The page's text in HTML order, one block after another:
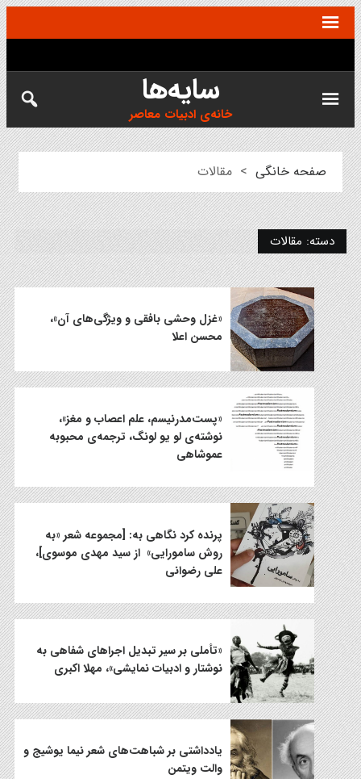
سایه‌ها
خانه‌ی ادبیات معاصر
صفحه خانگی > مقالات
دسته: مقالات
«غزل وحشی‌ بافقی و ویژگی‌های آن»،
محسن اعلا
«پست‌مدرنیسم، علم اعصاب و مغز»،
نوشته‌ی لو یو لونگ، ترجمه‌ی محبوبه
عموشاهی
پرنده کرد نگاهی به: [مجموعه شعر «به
روش سامورایی» از سید مهدی موسوی]،
علی رضوانی
«تأملی بر سیر تبدیل اجراهای شفاهی به
نوشتار و ادبیات نمایشی»، مهلا اکبری
یادداشتی بر شباهت‌های شعر نیما یوشیج و
والت ویتمن